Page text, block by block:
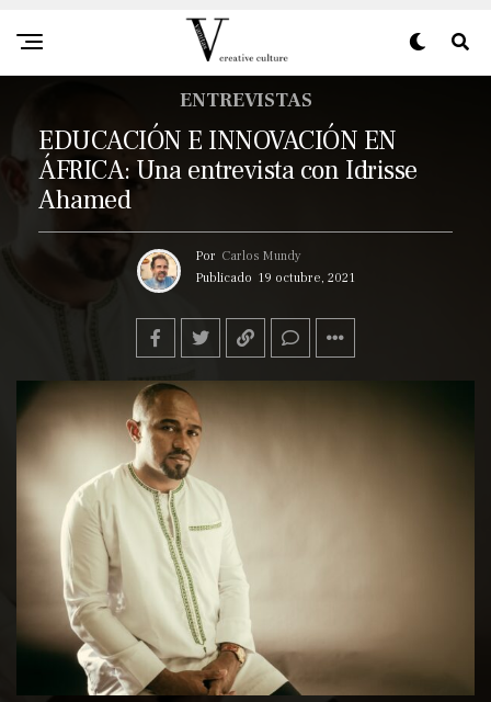
ENTREVISTAS
EDUCACIÓN E INNOVACIÓN EN
ÁFRICA: Una entrevista con Idrisse
Ahamed
Por Carlos Mundy
Publicado 19 octubre, 2021